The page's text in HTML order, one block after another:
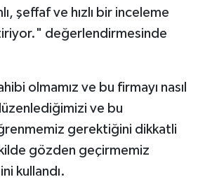
şeffaf ve hızlı bir inceleme
değerlendirmesinde
olmamız ve bu firmayı nasıl
ve bu
gerektiğini dikkatli
gözden geçirmemiz
kullandı.